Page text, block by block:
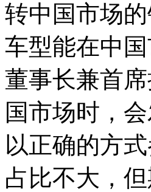
转中国市场
车型能在中
董事长兼首
国市场时，
以正确的方
占比不大，